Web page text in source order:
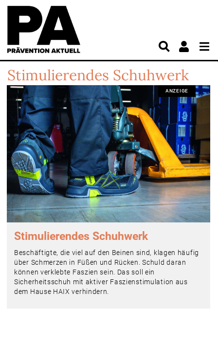
Stimulierendes Schuhwerk
ANZEIGE
Stimulierendes Schuhwerk
Beschäftigte, die viel auf den Beinen sind, klagen häufig
über Schmerzen in Füßen und Rücken. Schuld daran
können verklebte Faszien sein. Das soll ein
Sicherheitsschuh mit aktiver Faszienstimulation aus
dem Hause HAIX verhindern.